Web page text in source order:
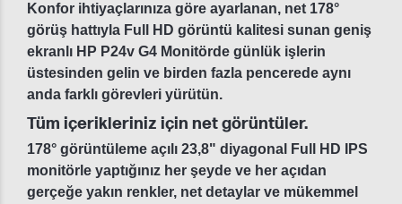
Konfor ihtiyaçlarınıza göre ayarlanan, net 178°
görüş hattıyla Full HD görüntü kalitesi sunan geniş
ekranlı HP P24v G4 Monitörde günlük işlerin
üstesinden gelin ve birden fazla pencerede aynı
anda farklı görevleri yürütün.
Tüm içerikleriniz için net görüntüler.
178° görüntüleme açılı 23,8" diyagonal Full HD IPS
monitörle yaptığınız her şeyde ve her açıdan
gerçeğe yakın renkler, net detaylar ve mükemmel